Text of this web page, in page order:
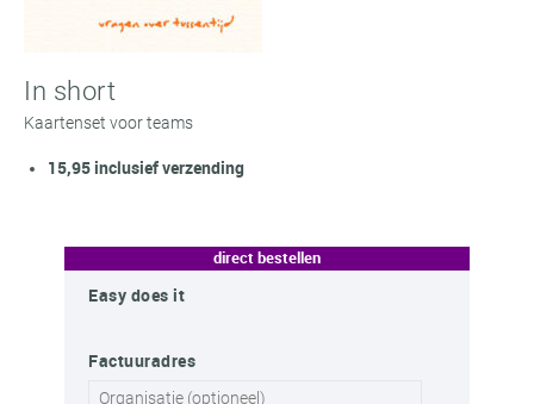
In short
Kaartenset voor teams
15,95 inclusief verzending
direct bestellen
Easy does it
Factuuradres